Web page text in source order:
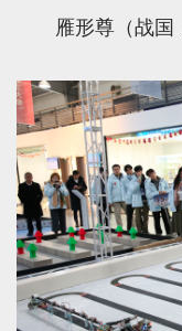
雁形尊（战国